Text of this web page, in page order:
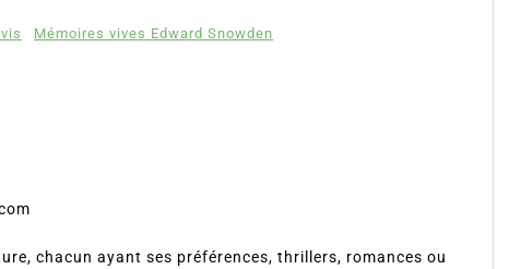
Mémoires vives Edward Snowden
chacun ayant ses préférences, thrillers, romances ou